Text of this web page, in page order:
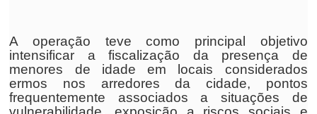
A operação teve como principal objetivo
intensificar a fiscalização da presença de
menores de idade em locais considerados
ermos nos arredores da cidade, pontos
frequentemente associados a situações de